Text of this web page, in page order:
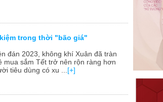
trong thời "bão giá"
đán 2023, không khí Xuân đã tràn
mua sắm Tết trở nên rộn ràng hơn
tiêu dùng có xu ... [+]